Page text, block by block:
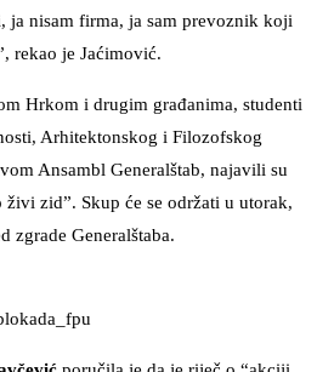
ja nisam firma, ja sam prevoznik koji
rekao je Jaćimović.
Hrkom i drugim građanima, studenti
Arhitektonskog i Filozofskog
Ansambl Generalštab, najavili su
zid”. Skup će se održati u utorak,
zgrade Generalštaba.